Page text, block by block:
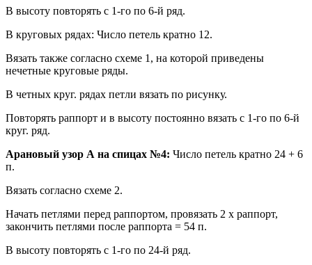
В высоту повторять с 1-го по 6-й ряд.
В круговых рядах: Число петель кратно 12.
Вязать также согласно схеме 1, на которой приведены
нечетные круговые ряды.
В четных круг. рядах петли вязать по рисунку.
Повторять раппорт и в высоту постоянно вязать с 1-го по 6-й
круг. ряд.
Арановый узор А на спицах №4: Число петель кратно 24 + 6
п.
Вязать согласно схеме 2.
Начать петлями перед раппортом, провязать 2 х раппорт,
закончить петлями после раппорта = 54 п.
В высоту повторять с 1-го по 24-й ряд.